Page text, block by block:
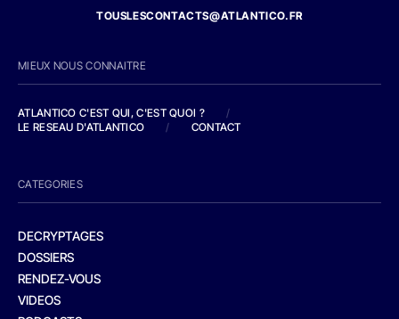
TOUSLESCONTACTS@ATLANTICO.FR
MIEUX NOUS CONNAITRE
ATLANTICO C'EST QUI, C'EST QUOI ?
/
LE RESEAU D'ATLANTICO
/ CONTACT
CATEGORIES
DECRYPTAGES
DOSSIERS
RENDEZ-VOUS
VIDEOS